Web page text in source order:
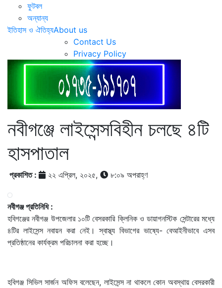
ফুটবল
অন্যান্য
ইতিহাস ও ঐতিহ্যAbout us
Contact Us
Privacy Policy
নবীগঞ্জে লাইসেন্সবিহীন চলছে ৪টি
হাসপাতাল
প্রকাশিত : ২২ এপ্রিল, ২০২৫, ৮:০৯ অপরাহ্ণ
নবীগঞ্জ প্রতিনিধি :
হবিগঞ্জের নবীগঞ্জ উপজেলার ১০টি বেসরকারি ক্লিনিক ও ডায়াগনস্টিক সেন্টারের মধ্যে
৪টির লাইসেন্স নবায়ন করা নেই। স্বাস্থ্য বিভাগের ভাষ্যে- বেআইনীভাবে এসব
প্রতিষ্ঠানের কার্যক্রম পরিচালনা করা হচ্ছে।
হবিগঞ্জ সিভিল সার্জন অফিস বলেছেন, লাইসেন্স না থাকলে কোন অবস্থায় বেসরকারী